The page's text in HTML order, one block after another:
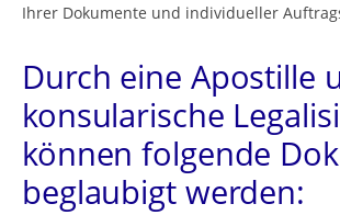
Ihrer Dokumente und individueller
Durch eine Apostille
konsularische
können folgende
beglaubigt werden: